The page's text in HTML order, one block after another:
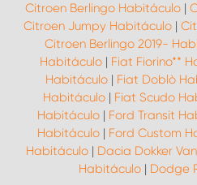
Citroen Berlingo Habitáculo|
Citroen Jumpy Habitáculo |
Citroen Berlingo 2019-
Habitáculo | Fiat Fiorino**
Habitáculo | Fiat Doblò
Habitáculo | Fiat Scudo
Habitáculo| Ford Transit
Habitáculo | Ford Custom
Habitáculo | Dacia Dokker
Habitáculo | Dodge